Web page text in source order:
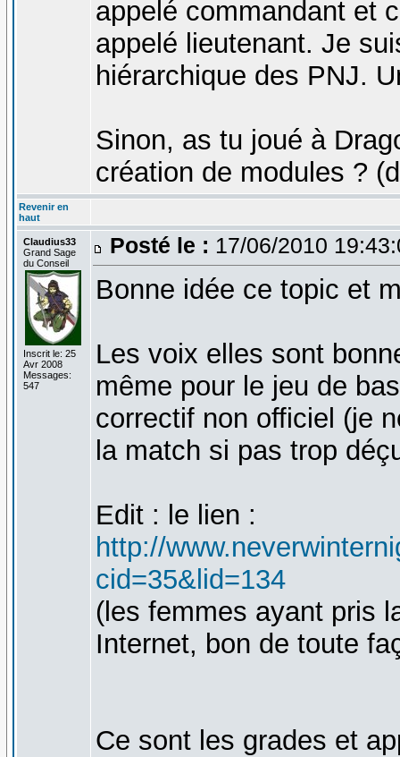
appelé commandant et
appelé lieutenant. Je
hiérarchique des PNJ.
Sinon, as tu joué à
création de modules ?
Revenir en
haut
Claudius33
Grand Sage
du Conseil
Inscrit le: 25
Avr 2008
Messages:
547
Posté le : 17/06/2010
Bonne idée ce topic et
Les voix elles sont
même pour le jeu de
correctif non officiel (je
la match si pas trop
Edit : le lien :
http://
cid=35&lid=134
(les femmes ayant pris
Internet, bon de toute
Ce sont les grades et